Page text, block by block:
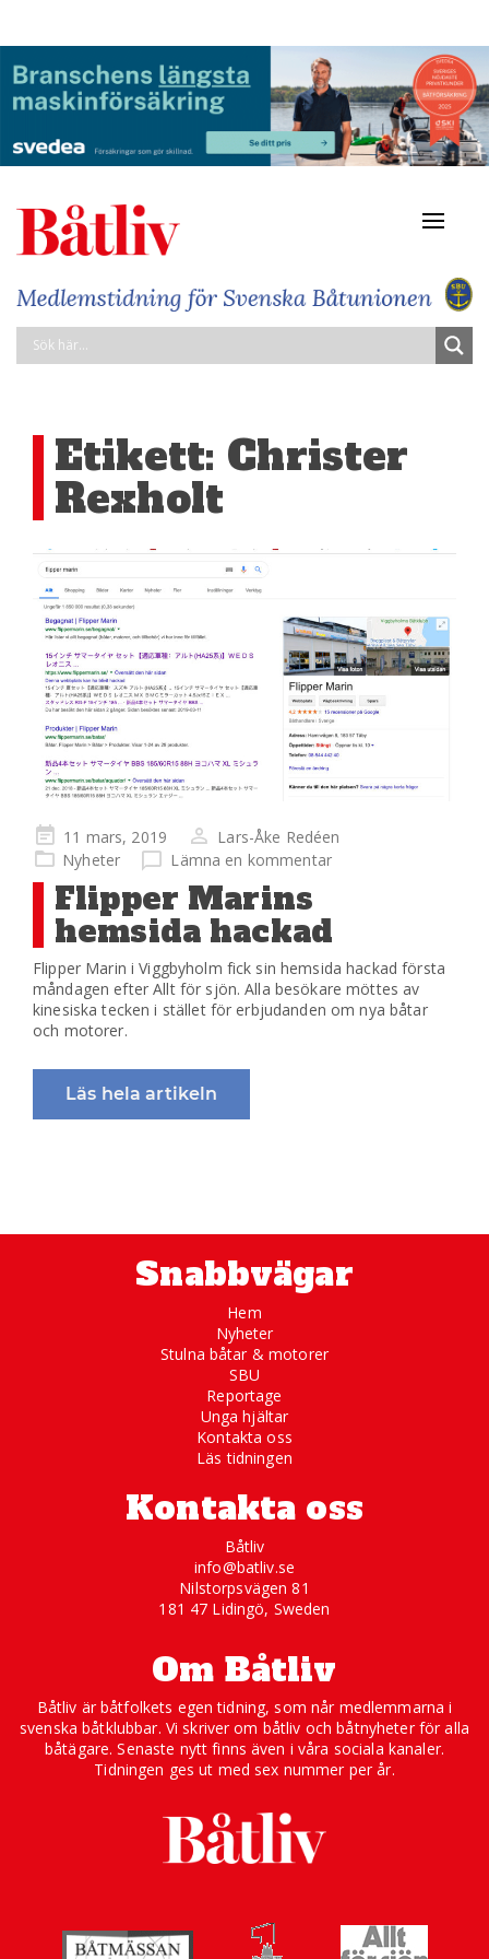
Etikett: Christer
Rexholt
Publicerad
på
11 mars, 2019
Lars-Åke Redéen
Nyheter
Lämna en kommentar
Flipper Marins
hemsida hackad
Flipper Marin i Viggbyholm fick sin hemsida hackad första
måndagen efter Allt för sjön. Alla besökare möttes av
kinesiska tecken i stället för erbjudanden om nya båtar
och motorer.
Läs hela artikeln
Snabbvägar
Hem
Nyheter
Stulna båtar & motorer
SBU
Reportage
Unga hjältar
Kontakta oss
Läs tidningen
Kontakta oss
Båtliv
info@batliv.se
Nilstorpsvägen 81
181 47 Lidingö, Sweden
Om Båtliv
Båtliv är båtfolkets egen tidning, som når medlemmarna i
svenska båtklubbar. Vi skriver om båtliv och båtnyheter för alla
båtägare. Senaste nytt finns även i våra sociala kanaler.
Tidningen ges ut med sex nummer per år.